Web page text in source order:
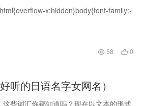
x:hidden}body{font-family:-
58 0
听的日语名字女网名）
些词汇你都知道吗？现在以文本的形式